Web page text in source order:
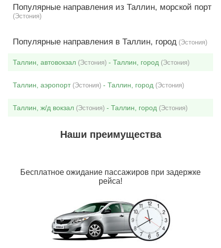
Популярные направления из Таллин, морской порт
(Эстония)
Популярные направления в Таллин, город (Эстония)
Таллин, автовокзал (Эстония) - Таллин, город (Эстония)
Таллин, аэропорт(Эстония) - Таллин, город (Эстония)
Таллин, ж/д вокзал (Эстония) - Таллин, город (Эстония)
Наши преимущества
Бесплатное ожидание пассажиров при задержке
рейса!